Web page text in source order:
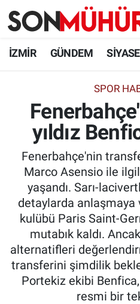
İZMİR GÜNDEM
SPOR
yıldız
Fenerbahçe'nin
Marco Asensio ile
yaşandı. Sarı-
detaylarda anlaşmaya
kulübü Paris Saint-
mutabık kaldı.
alternatifleri
transferini şimdilik
Portekiz ekibi
resmi bir
İzmir Nöbetçi Eczaneler
İzmir Namaz Vakitleri
İzmir Trafik Yoğunluk
Süper Lig Puan
Tüm Manşetler
Son Dakika Haberleri
Haber Arşivi